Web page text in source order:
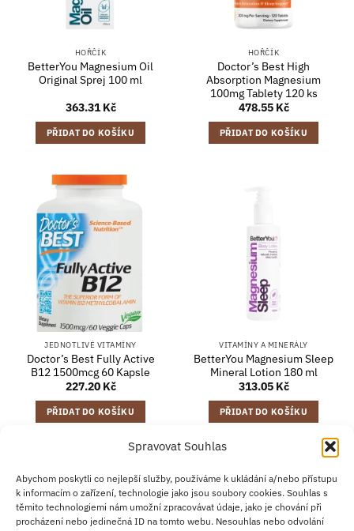
Spravovat Souhlas
Abychom poskytli co nejlepší služby, používáme k ukládání a/nebo přístupu
k informacím o zařízení, technologie jako jsou soubory cookies. Souhlas s
těmito technologiemi nám umožní zpracovávat údaje, jako je chování při
procházení nebo jedinečná ID na tomto webu. Nesouhlas nebo odvolání
HOŘČÍK
BetterYou Magnesium Oil
Original Sprej 100 ml
363.31Kč
PŘIDAT DO KOŠÍKU
HOŘČÍK
Doctor’s Best High
Absorption Magnesium
100mg Tablety 120 ks
478.55 Kč
PŘIDAT DO KOŠÍKU
JEDNOTLIVÉ VITAMÍNY
Doctor’s Best Fully Active
B12 1500mcg 60 Kapsle
227.20 Kč
PŘIDAT DO KOŠÍKU
VITAMÍNY A MINERÁLY
BetterYou Magnesium Sleep
Mineral Lotion 180 ml
313.05 Kč
PŘIDAT DO KOŠÍKU
Credit
Card
2
Klarna
Apple
Pay
Google
Pay
PayPal
ZÁSADY DOPRAVY
ZÁSADY VRÁCENÍ ZBOŽÍ
OBCHODNÍ PODMÍNKY
KONTAKT O NÁS B2B
IMPRINT